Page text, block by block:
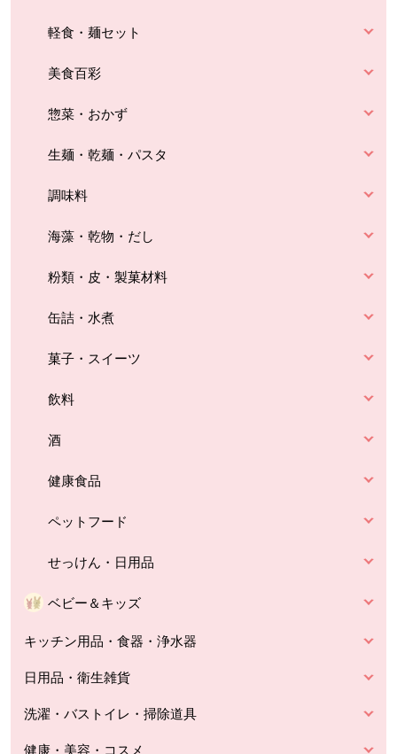
軽食・麺セット
美食百彩
惣菜・おかず
生麺・乾麺・パスタ
調味料
海藻・乾物・だし
粉類・皮・製菓材料
缶詰・水煮
菓子・スイーツ
飲料
酒
健康食品
ペットフード
せっけん・日用品
ベビー＆キッズ
キッチン用品・食器・浄水器
日用品・衛生雑貨
洗濯・バストイレ・掃除道具
健康・美容・コスメ